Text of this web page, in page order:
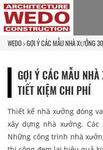
WEDO GỢI Ý CÁC MẪU NHÀ XƯỞNG
GỢI Ý CÁC MẪU
TIẾT KIỆM CHI PHÍ
Thiết kế nhà xưởng đóng
xây dựng nhà xưởng.
Những công trình nhà